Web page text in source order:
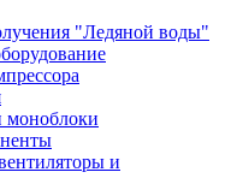
"Ледяной воды"
моноблоки
и